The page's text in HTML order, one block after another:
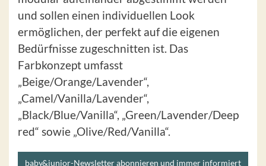
und sollen einen individuellen Look
ermöglichen, der perfekt auf die eigenen
Bedürfnisse zugeschnitten ist. Das
Farbkonzept umfasst
„Beige/Orange/Lavender“,
„Camel/Vanilla/Lavender“,
„Black/Blue/Vanilla“, „Green/Lavender/Deep
red“ sowie „Olive/Red/Vanilla“.
baby&junior-Newsletter abonnieren und immer informiert